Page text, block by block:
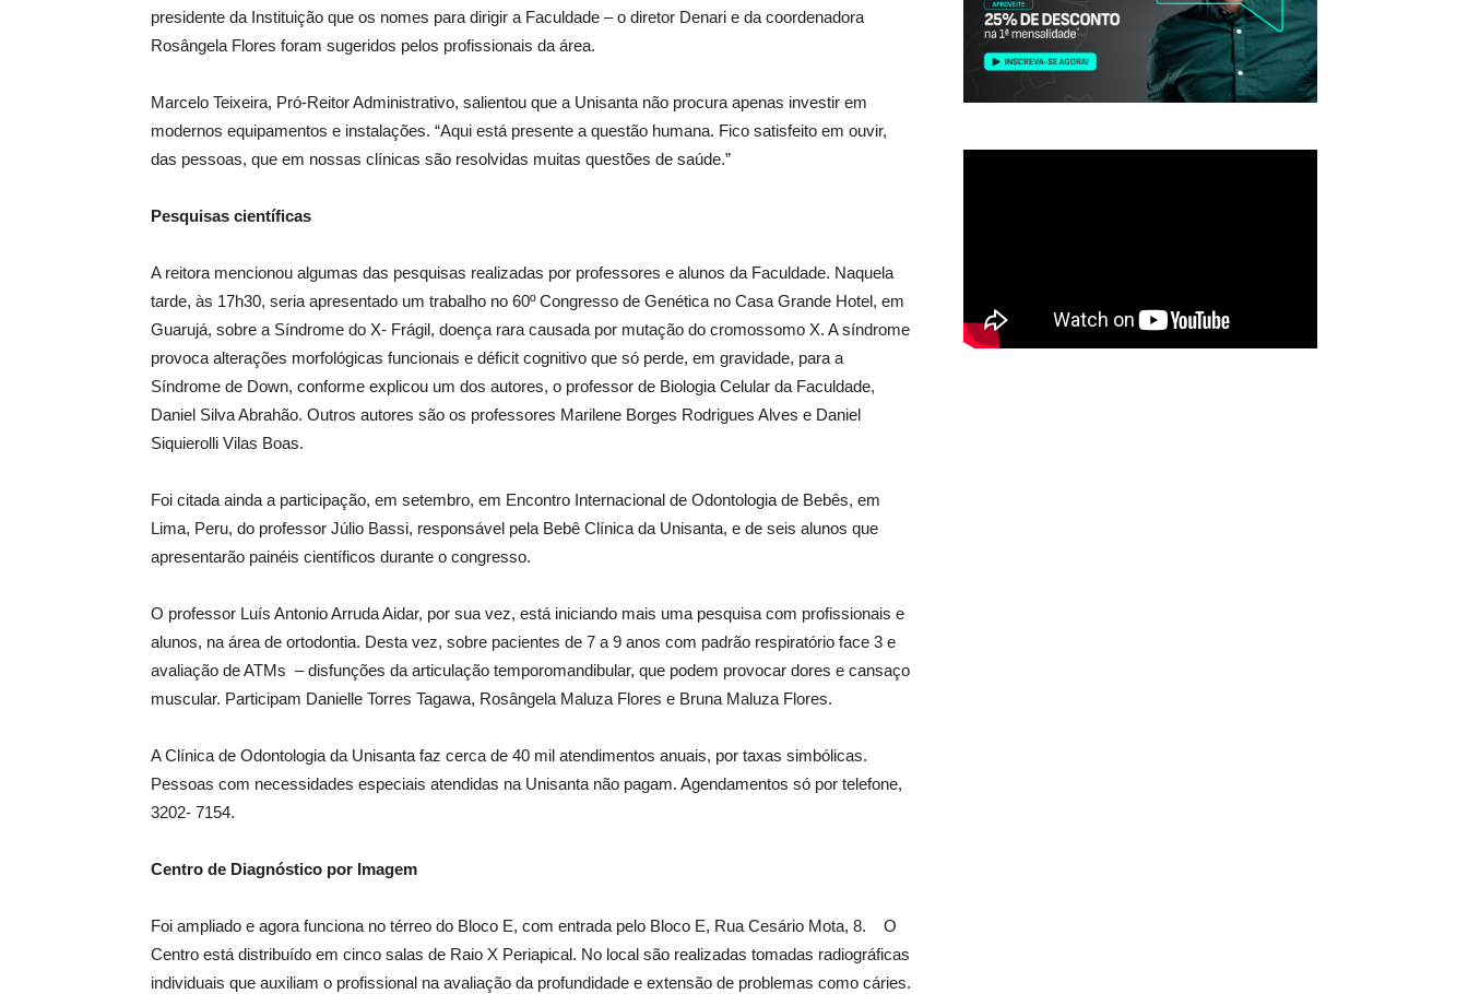
presidente da Instituição que os nomes para dirigir a Faculdade – o diretor Denari e da coordenadora
Rosângela Flores foram sugeridos pelos profissionais da área.
Marcelo Teixeira, Pró-Reitor Administrativo, salientou que a Unisanta não procura apenas investir em
modernos equipamentos e instalações. “Aqui está presente a questão humana. Fico satisfeito em ouvir,
das pessoas, que em nossas clínicas são resolvidas muitas questões de saúde.”
Pesquisas científicas
A reitora mencionou algumas das pesquisas realizadas por professores e alunos da Faculdade. Naquela
tarde, às 17h30, seria apresentado um trabalho no 60º Congresso de Genética no Casa Grande Hotel, em
Guarujá, sobre a Síndrome do X- Frágil, doença rara causada por mutação do cromossomo X. A síndrome
provoca alterações morfológicas funcionais e déficit cognitivo que só perde, em gravidade, para a
Síndrome de Down, conforme explicou um dos autores, o professor de Biologia Celular da Faculdade,
Daniel Silva Abrahão. Outros autores são os professores Marilene Borges Rodrigues Alves e Daniel
Siquierolli Vilas Boas.
Foi citada ainda a participação, em setembro, em Encontro Internacional de Odontologia de Bebês, em
Lima, Peru, do professor Júlio Bassi, responsável pela Bebê Clínica da Unisanta, e de seis alunos que
apresentarão painéis científicos durante o congresso.
O professor Luís Antonio Arruda Aidar, por sua vez, está iniciando mais uma pesquisa com profissionais e
alunos, na área de ortodontia. Desta vez, sobre pacientes de 7 a 9 anos com padrão respiratório face 3 e
avaliação de ATMs – disfunções da articulação temporomandibular, que podem provocar dores e cansaço
muscular. Participam Danielle Torres Tagawa, Rosângela Maluza Flores e Bruna Maluza Flores.
A Clínica de Odontologia da Unisanta faz cerca de 40 mil atendimentos anuais, por taxas simbólicas.
Pessoas com necessidades especiais atendidas na Unisanta não pagam. Agendamentos só por telefone,
3202- 7154.
Centro de Diagnóstico por Imagem
Foi ampliado e agora funciona no térreo do Bloco E, com entrada pelo Bloco E, Rua Cesário Mota, 8. O
Centro está distribuído em cinco salas de Raio X Periapical. No local são realizadas tomadas radiográficas
individuais que auxiliam o profissional na avaliação da profundidade e extensão de problemas como cáries.